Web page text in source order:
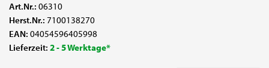
Art.Nr.: 06310
Herst.Nr.: 7100138270
EAN: 04054596405998
Lieferzeit: 2 - 5 Werktage*